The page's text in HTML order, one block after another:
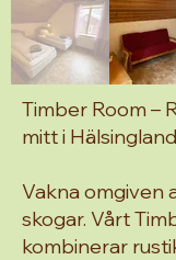
Timber Room –
mitt i Hälsingland
Vakna omgiven
skogar. Vårt
kombinerar